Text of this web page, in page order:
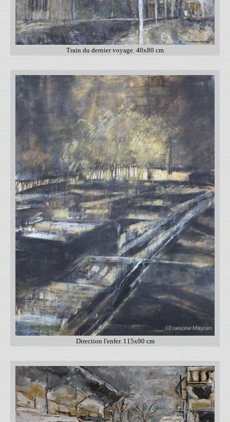
Train du dernier voyage. 40x80 cm
Direction l'enfer. 115x90 cm